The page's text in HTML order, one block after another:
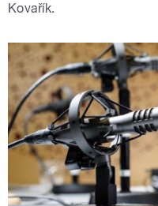
Kovařík.